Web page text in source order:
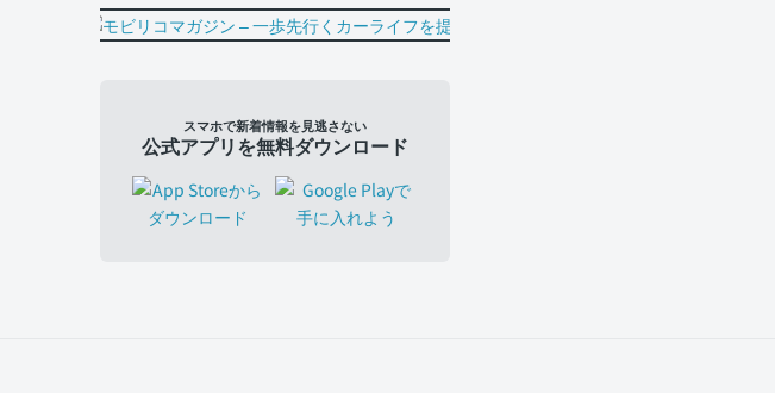
スマホで新着情報を見逃さない
公式アプリを無料ダウンロード